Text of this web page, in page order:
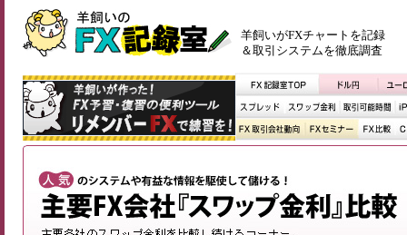
羊飼いがFXチャートを記録
＆取引システムを徹底調査